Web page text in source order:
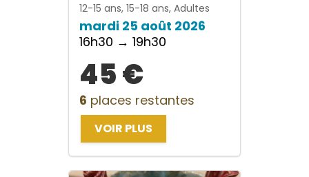
12-15 ans, 15-18 ans, Adultes
mardi 25 août 2026
16h30 → 19h30
45 €
6 places restantes
VOIR PLUS